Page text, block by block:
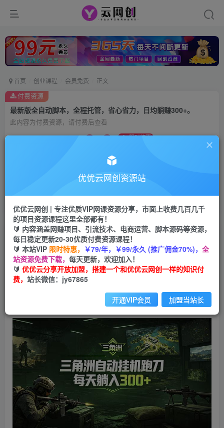
首页 创业课程 会员免费 正文
最新版全自动脚本，全程托管，省心省力，日均躺赚300+。
此内容为付费资源，请付费后查看
9.9 限时特惠
立即购买
付费资源
最新版全自动脚本，全程托管，省心省力，日均躺
赚300+。
优优云网创
1个月前发布
关注 私信
6 0
优优云网创资源站
优优云网创 | 专注优质VIP网课资源分享，市面上收费几百几千
的项目资源课程这里全部都有！
🔰 内容涵盖网赚项目、引流技术、电商运营、脚本源码等资源，
每日稳定更新20-30优质付费资源课程！
🔰 本站VIP 限时特惠， ￥79/年，￥99/永久 (推广佣金70%)， 全
站资源免费下载， 每天更新，欢迎加入！
🔰 优优云分享开放加盟，搭建一个和优优云网创一样的知识付
费， 站长微信：jy67865
开通VIP会员 加盟当站长